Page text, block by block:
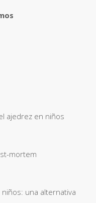
ajedrez en niños
mortem
una alternativa